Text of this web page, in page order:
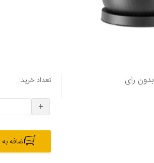
بدون رای تعداد خرید:
+
اضافه